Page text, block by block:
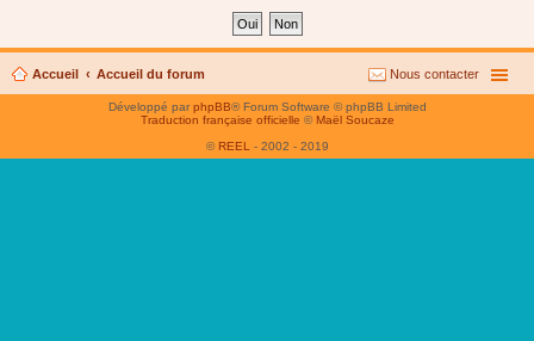
Accueil Accueil du forum Nous contacter
Développé parphpBB® Forum Software © phpBB Limited
Traduction française officielle © Maël Soucaze
© REEL - 2002 - 2019